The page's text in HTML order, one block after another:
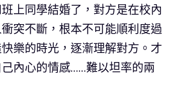
上同學結婚了，對方是在校內
突不斷，根本不可能順利度過
樂的時光，逐漸理解對方。才
內心的情感……難以坦率的兩